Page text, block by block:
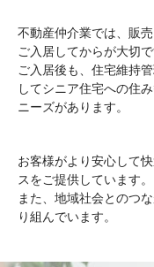
不動産仲介業では、販
ご入居してからが大切で
ご入居後も、住宅維持
してシニア住宅への住
ニーズがあります。
お客様がより安心して
スをご提供しています。
また、地域社会とのつ
り組んでいます。